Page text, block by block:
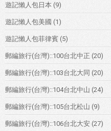
遊記懶人包日本 (9)
遊記懶人包美國 (1)
遊記懶人包菲律賓 (5)
郵編旅行(台灣)::100台北中正 (20)
郵編旅行(台灣)::103台北大同 (20)
郵編旅行(台灣)::104台北中山 (24)
郵編旅行(台灣)::105台北松山 (9)
郵編旅行(台灣)::106台北大安 (27)